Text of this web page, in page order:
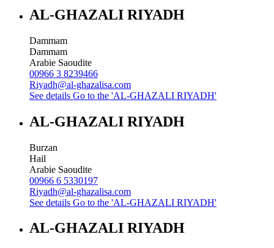
AL-GHAZALI RIYADH
Dammam
Dammam
Arabie Saoudite
00966 3 8239466
Riyadh@al-ghazalisa.com
See details Go to the 'AL-GHAZALI RIYADH'
AL-GHAZALI RIYADH
Burzan
Hail
Arabie Saoudite
00966 6 5330197
Riyadh@al-ghazalisa.com
See details Go to the 'AL-GHAZALI RIYADH'
AL-GHAZALI RIYADH